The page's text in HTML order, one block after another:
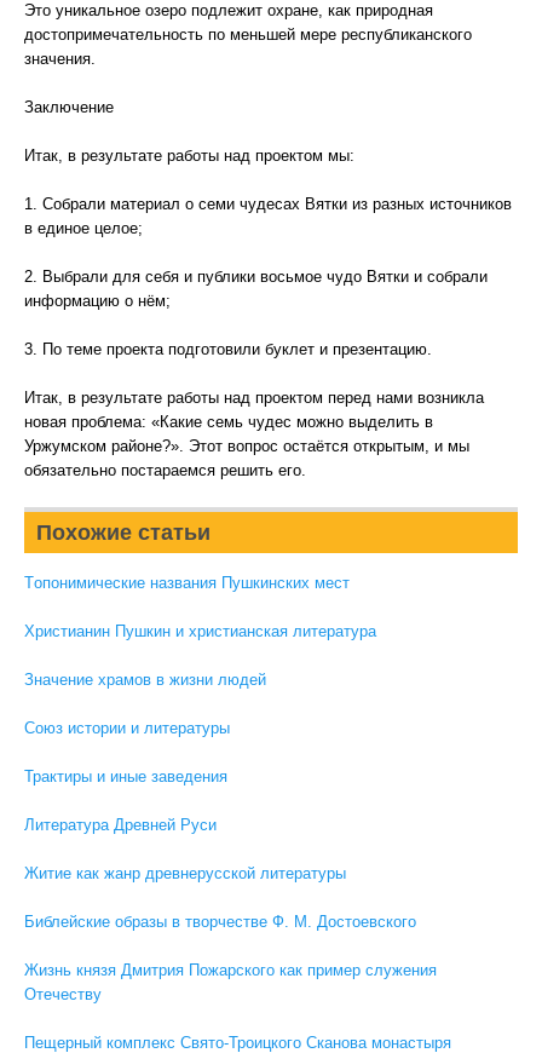
Это уникальное озеро подлежит охране, как природная
достопримечательность по меньшей мере республиканского
значения.
Заключение
Итак, в результате работы над проектом мы:
1. Собрали материал о семи чудесах Вятки из разных источников
в единое целое;
2. Выбрали для себя и публики восьмое чудо Вятки и собрали
информацию о нём;
3. По теме проекта подготовили буклет и презентацию.
Итак, в результате работы над проектом перед нами возникла
новая проблема: «Какие семь чудес можно выделить в
Уржумском районе?». Этот вопрос остаётся открытым, и мы
обязательно постараемся решить его.
Похожие статьи
Tопонимические названия Пушкинских мест
Христианин Пушкин и христианская литература
Значение храмов в жизни людей
Союз истории и литературы
Трактиры и иные заведения
Литература Древней Руси
Житие как жанр древнерусской литературы
Библейские образы в творчестве Ф. М. Достоевского
Жизнь князя Дмитрия Пожарского как пример служения
Отечеству
Пещерный комплекс Свято-Троицкого Сканова монастыря